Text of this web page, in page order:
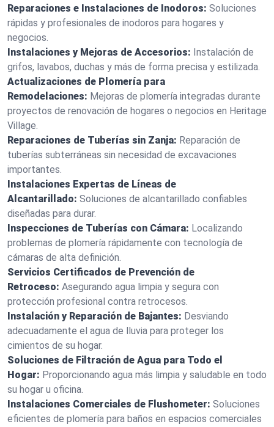
Reparaciones e Instalaciones de Inodoros: Soluciones
rápidas y profesionales de inodoros para hogares y
negocios.
Instalaciones y Mejoras de Accesorios: Instalación de
grifos, lavabos, duchas y más de forma precisa y estilizada.
Actualizaciones de Plomería para
Remodelaciones: Mejoras de plomería integradas durante
proyectos de renovación de hogares o negocios en Heritage
Village.
Reparaciones de Tuberías sin Zanja: Reparación de
tuberías subterráneas sin necesidad de excavaciones
importantes.
Instalaciones Expertas de Líneas de
Alcantarillado: Soluciones de alcantarillado confiables
diseñadas para durar.
Inspecciones de Tuberías con Cámara: Localizando
problemas de plomería rápidamente con tecnología de
cámaras de alta definición.
Servicios Certificados de Prevención de
Retroceso: Asegurando agua limpia y segura con
protección profesional contra retrocesos.
Instalación y Reparación de Bajantes: Desviando
adecuadamente el agua de lluvia para proteger los
cimientos de su hogar.
Soluciones de Filtración de Agua para Todo el
Hogar: Proporcionando agua más limpia y saludable en todo
su hogar u oficina.
Instalaciones Comerciales de Flushometer: Soluciones
eficientes de plomería para baños en espacios comerciales